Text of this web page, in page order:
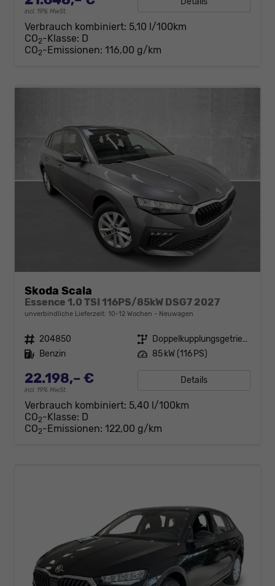
incl. 19% MwSt.
Verbrauch kombiniert: 5,10 l/100km
CO2-Klasse: D
CO2-Emissionen: 116,00 g/km
Skoda Scala
Essence 1.0 TSI 116PS/85kW DSG7 2027
unverbindliche Lieferzeit: 10-12 Wochen Neuwagen
Fahrzeugnr. 204850 Getriebe
Doppelkupplungsgetriebe (DSG)
Kraftstoff Benzin Leistung 85 kW (116 PS)
22.198,– €
incl. 19% MwSt.
Details
Verbrauch kombiniert: 5,40 l/100km
CO2-Klasse: D
CO2-Emissionen: 122,00 g/km